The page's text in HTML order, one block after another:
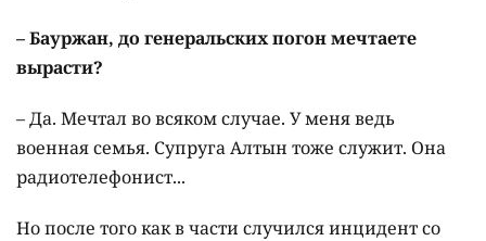
– Бауржан, до генеральских погон мечтаете
вырасти?
– Да. Мечтал во всяком случае. У меня ведь
военная семья. Супруга Алтын тоже служит. Она
радиотелефонист...
Но после того как в части случился инцидент со